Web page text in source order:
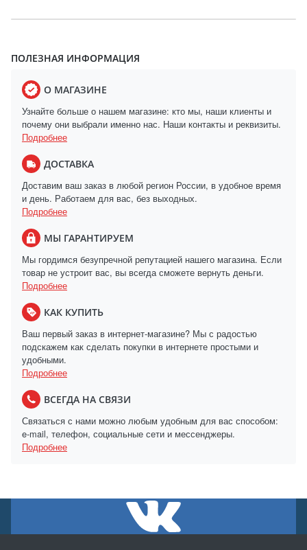
ПОЛЕЗНАЯ ИНФОРМАЦИЯ
О МАГАЗИНЕ
Узнайте больше о нашем магазине: кто мы, наши клиенты и
почему они выбрали именно нас. Наши контакты и реквизиты.
Подробнее
ДОСТАВКА
Доставим ваш заказ в любой регион России, в удобное время
и день. Работаем для вас, без выходных.
Подробнее
МЫ ГАРАНТИРУЕМ
Мы гордимся безупречной репутацией нашего магазина. Если
товар не устроит вас, вы всегда сможете вернуть деньги.
Подробнее
КАК КУПИТЬ
Ваш первый заказ в интернет-магазине? Мы с радостью
подскажем как сделать покупки в интернете простыми и
удобными.
Подробнее
ВСЕГДА НА СВЯЗИ
Связаться с нами можно любым удобным для вас способом:
e-mail, телефон, социальные сети и мессенджеры.
Подробнее